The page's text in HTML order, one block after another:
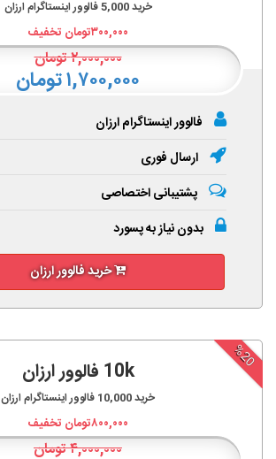
خرید5,000فالوور اینستاگرام ارزان
۳۰۰,۰۰۰تومان تخفیف
۲,۰۰۰,۰۰۰تومان
۱,۷۰۰,۰۰۰ تومان
فالوور اینستاگرام ارزان
ارسال فوری
پشتیبانی اختصاصی
بدون نیاز به پسورد
خرید فالوور ارزان
%20
10k فالوور ارزان
خرید10,000 فالوور اینستاگرام ارزان
۸۰۰,۰۰۰تومان تخفیف
۴,۰۰۰,۰۰۰تومان